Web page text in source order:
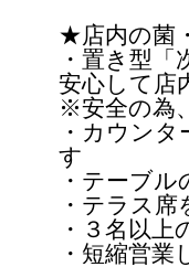
★店内の菌
・置き型
安心して店
※安全の為
・カウン
す
・テーブ
・テラス
・３名以
・短縮営業